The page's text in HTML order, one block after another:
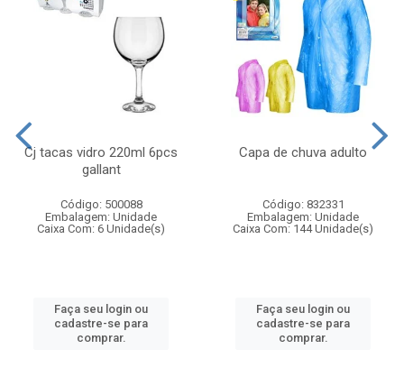
Cj tacas vidro 220ml 6pcs
gallant
Código: 500088
Embalagem: Unidade
Caixa Com: 6 Unidade(s)
Faça seu login ou
cadastre-se para
comprar.
Capa de chuva adulto
Código: 832331
Embalagem: Unidade
Caixa Com: 144 Unidade(s)
Faça seu login ou
cadastre-se para
comprar.